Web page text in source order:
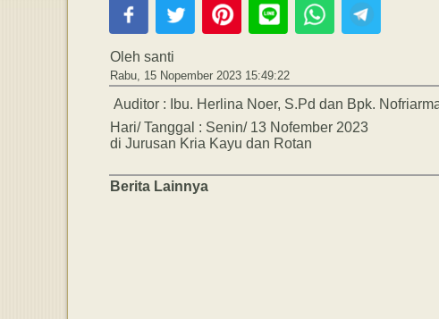
Oleh santi
Rabu, 15 Nopember 2023 15:49:22
Auditor : Ibu. Herlina Noer, S.Pd dan Bpk.
Hari/ Tanggal : Senin/ 13 Nofember 2023
di Jurusan Kria Kayu dan Rotan
Berita Lainnya